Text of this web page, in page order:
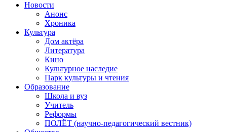
Новости
Анонс
Хроника
Культура
Дом актёра
Литература
Кино
Культурное наследие
Парк культуры и чтения
Образование
Школа и вуз
Учитель
Реформы
ПОЛЁТ (научно-педагогический вестник)